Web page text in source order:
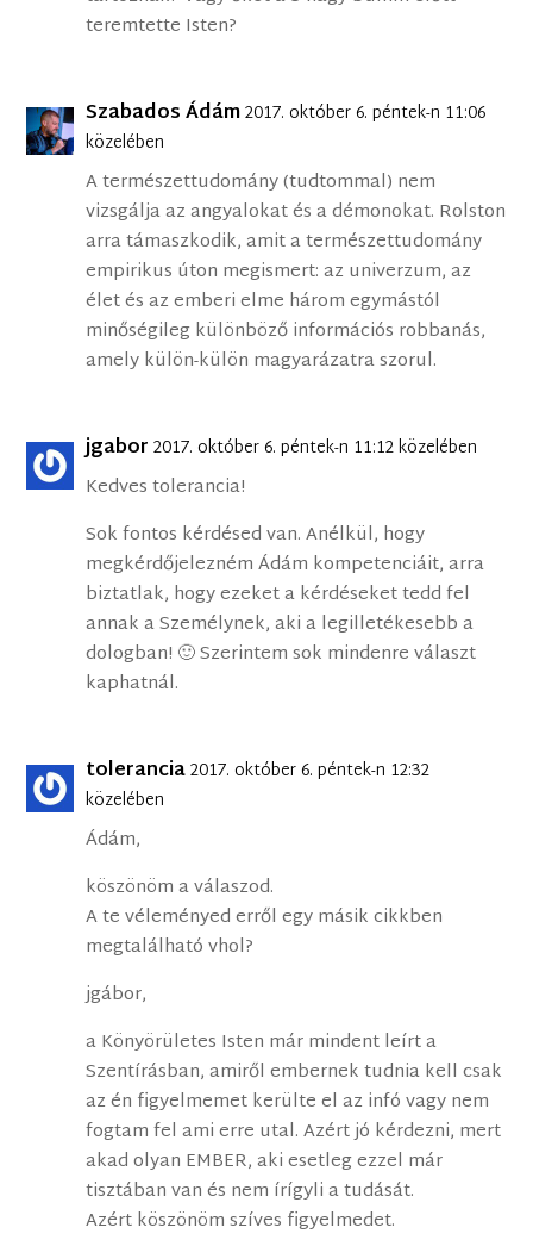
teremtette Isten?
Szabados Ádám2017. október 6. péntek-n 11:06
közelében
A természettudomány (tudtommal) nem
vizsgálja az angyalokat és a démonokat. Rolston
arra támaszkodik, amit a természettudomány
empirikus úton megismert: az univerzum, az
élet és az emberi elme három egymástól
minőségileg különböző információs robbanás,
amely külön-külön magyarázatra szorul.
jgabor 2017. október 6. péntek-n 11:12 közelében
Kedves tolerancia!
Sok fontos kérdésed van. Anélkül, hogy
megkérdőjelezném Ádám kompetenciáit, arra
biztatlak, hogy ezeket a kérdéseket tedd fel
annak a Személynek, aki a legilletékesebb a
dologban! 🙂 Szerintem sok mindenre választ
kaphatnál.
tolerancia2017. október 6. péntek-n 12:32
közelében
Ádám,
köszönöm a válaszod.
A te véleményed erről egy másik cikkben
megtalálható vhol?
jgábor,
a Könyörületes Isten már mindent leírt a
Szentírásban, amiről embernek tudnia kell csak
az én figyelmemet kerülte el az infó vagy nem
fogtam fel ami erre utal. Azért jó kérdezni, mert
akad olyan EMBER, aki esetleg ezzel már
tisztában van és nem írígyli a tudását.
Azért köszönöm szíves figyelmedet.